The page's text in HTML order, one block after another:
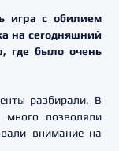
игра с обилием
на сегодняшний
где было очень
разбирали. В
много позволяли
внимание на